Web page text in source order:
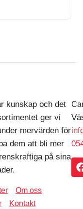
kunskap och det
ger vi
mervärden för
dem att bli mer
på sina
Om oss
Kontakt